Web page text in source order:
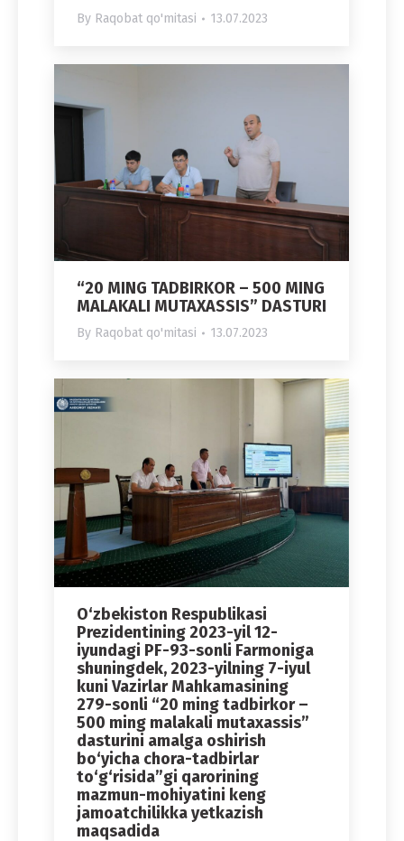
By Raqobat qo'mitasi 13.07.2023
“20 MING TADBIRKOR – 500 MING
MALAKALI MUTAXASSIS” DASTURI
By Raqobat qo'mitasi 13.07.2023
O‘zbekiston Respublikasi
Prezidentining 2023-yil 12-
iyundagi PF-93-sonli Farmoniga
shuningdek, 2023-yilning 7-iyul
kuni Vazirlar Mahkamasining
279-sonli “20 ming tadbirkor –
500 ming malakali mutaxassis”
dasturini amalga oshirish
bo‘yicha chora-tadbirlar
to‘g‘risida”gi qarorining
mazmun-mohiyatini keng
jamoatchilikka yetkazish
maqsadida